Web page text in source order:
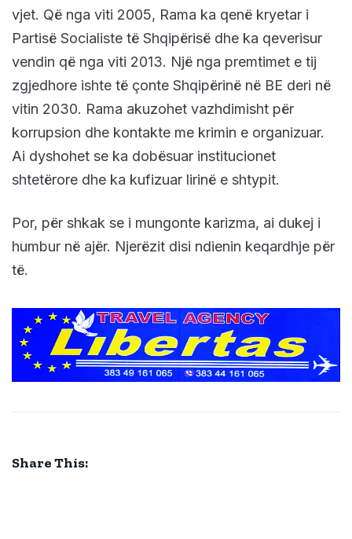
vjet. Që nga viti 2005, Rama ka qenë kryetar i
Partisë Socialiste të Shqipërisë dhe ka qeverisur
vendin që nga viti 2013. Një nga premtimet e tij
zgjedhore ishte të çonte Shqipërinë në BE deri në
vitin 2030. Rama akuzohet vazhdimisht për
korrupsion dhe kontakte me krimin e organizuar.
Ai dyshohet se ka dobësuar institucionet
shtetërore dhe ka kufizuar lirinë e shtypit.
Por, për shkak se i mungonte karizma, ai dukej i
humbur në ajër. Njerëzit disi ndienin keqardhje për
të.
Share This: